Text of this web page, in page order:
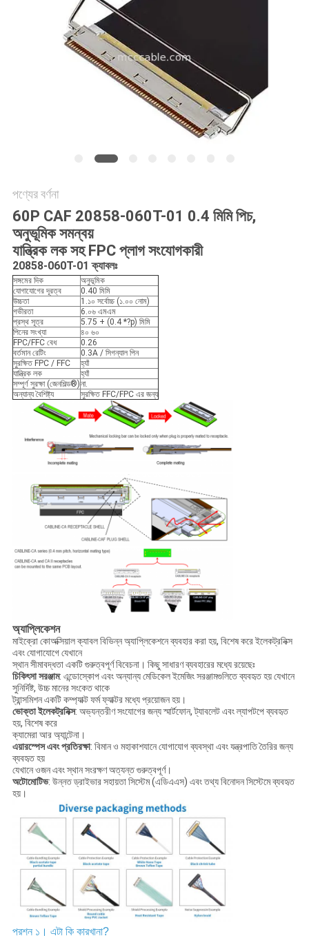
নীতি
পণ্যের বর্ণনা
60P CAF 20858-060T-01 0.4 মিমি পিচ,
অনুভূমিক সমন্বয়
যান্ত্রিক লক সহ FPC প্লাগ সংযোগকারী
20858-060T-01 ক্যাবলঃ
সঙ্গমের দিক
অনুভূমিক
যোগাযোগের দূরত্ব
0.40 মিমি
উচ্চতা
1.১০ সর্বোচ্চ (১.০০ নোম)
গভীরতা
6.০৬ এমএম
প্রস্থ সূত্র
5.75 + (0.4 *?p) মিমি
পিনের সংখ্যা
৪০ ৬০
FPC/FFC বেধ
0.26
বর্তমান রেটিং
0.3A / সিগন্যাল পিন
সুরক্ষিত FPC / FFC
হ্যাঁ
যান্ত্রিক লক
হ্যাঁ
সম্পূর্ণ সুরক্ষা (জেনশিল্ড®)না.
অন্যান্য বৈশিষ্ট্য
সুরক্ষিত FFC/FPC এর জন্য
অ্যাপ্লিকেশন
মাইক্রো কোঅক্সিয়াল ক্যাবল বিভিন্ন অ্যাপ্লিকেশনে ব্যবহার করা হয়, বিশেষ করে ইলেকট্রনিক্স
এবং যোগাযোগে যেখানে
স্থান সীমাবদ্ধতা একটি গুরুত্বপূর্ণ বিবেচনা। কিছু সাধারণ ব্যবহারের মধ্যে রয়েছেঃ
চিকিৎসা সরঞ্জাম: এন্ডোস্কোপ এবং অন্যান্য মেডিকেল ইমেজিং সরঞ্জামগুলিতে ব্যবহৃত হয় যেখানে
সুনির্দিষ্ট, উচ্চ মানের সংকেত থাকে
ট্রান্সমিশন একটি কম্প্যাক্ট ফর্ম ফ্যাক্টর মধ্যে প্রয়োজন হয়।
ভোক্তা ইলেকট্রনিক্স: অভ্যন্তরীণ সংযোগের জন্য স্মার্টফোন, ট্যাবলেট এবং ল্যাপটপে ব্যবহৃত
হয়, বিশেষ করে
ক্যামেরা আর অ্যান্টেনা।
এয়ারস্পেস এবং প্রতিরক্ষা: বিমান ও মহাকাশযানে যোগাযোগ ব্যবস্থা এবং যন্ত্রপাতি তৈরির জন্য
ব্যবহৃত হয়
যেখানে ওজন এবং স্থান সংরক্ষণ অত্যন্ত গুরুত্বপূর্ণ।
অটোমোটিভ: উন্নত ড্রাইভার সহায়তা সিস্টেম (এডিএএস) এবং তথ্য বিনোদন সিস্টেমে ব্যবহৃত
হয়।
প্রশ্ন ১। এটা কি কারখানা?